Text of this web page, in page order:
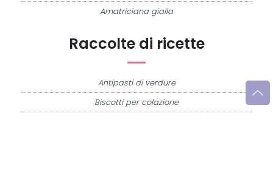
Raccolte di ricette
Antipasti di verdure
Biscotti per colazione
Amatriciana gialla